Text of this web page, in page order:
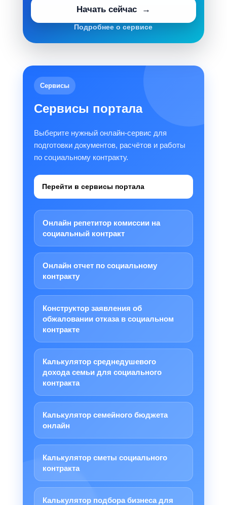
Начать сейчас
Подробнее о сервисе
Сервисы
Сервисы портала
Выберите нужный онлайн-сервис для
подготовки документов, расчётов и работы
по социальному контракту.
Перейти в сервисы портала
Онлайн репетитор комиссии на
социальный контракт
Онлайн отчет по социальному
контракту
Конструктор заявления об
обжаловании отказа в социальном
контракте
Калькулятор среднедушевого
дохода семьи для социального
контракта
Калькулятор семейного бюджета
онлайн
Калькулятор сметы социального
контракта
Калькулятор подбора бизнеса для